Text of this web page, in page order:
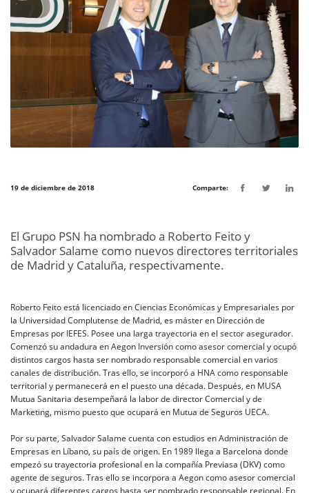
19 de diciembre de 2018 Comparte:
El Grupo PSN ha nombrado a Roberto Feito y
Salvador Salame como nuevos directores territoriales
de Madrid y Cataluña, respectivamente.
Roberto Feito está licenciado en Ciencias Económicas y Empresariales por
la Universidad Complutense de Madrid, es máster en Dirección de
Empresas por IEFES. Posee una larga trayectoria en el sector asegurador.
Comenzó su andadura en Aegon Inversión como asesor comercial y ocupó
distintos cargos hasta ser nombrado responsable comercial en varios
canales de distribución. Tras ello, se incorporó a HNA como responsable
territorial y permanecerá en el puesto una década. Después, en MUSA
Mutua Sanitaria desempeñará la labor de director Comercial y de
Marketing, mismo puesto que ocupará en Mutua de Seguros UECA.
Por su parte, Salvador Salame cuenta con estudios en Administración de
Empresas en Líbano, su país de origen. En 1989 llega a Barcelona donde
empezó su trayectoria profesional en la compañía Previasa (DKV) como
agente de seguros. Tras ello se incorpora a Aegon como asesor comercial